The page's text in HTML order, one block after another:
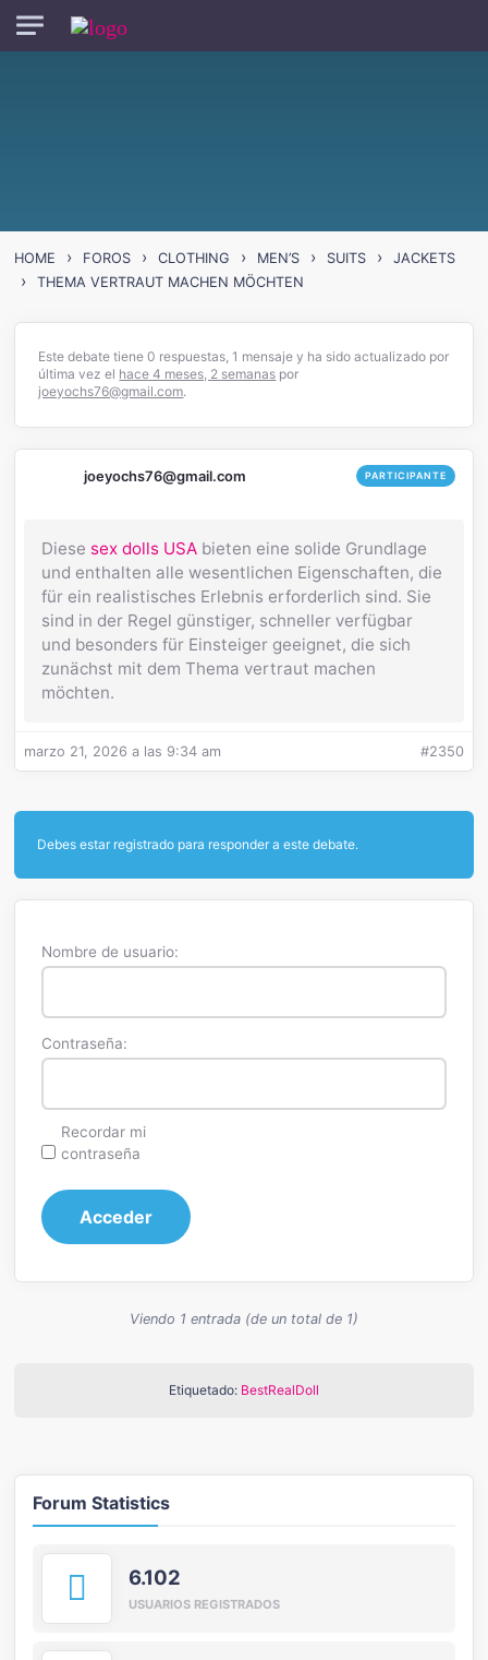
Skip to main content
HOME › FOROS › CLOTHING › MEN’S › SUITS › JACKETS
› THEMA VERTRAUT MACHEN MÖCHTEN
Etiquetado: BestRealDoll
Este debate tiene 0 respuestas, 1 mensaje y ha sido actualizado por
última vez el hace 4 meses, 2 semanas por
joeyochs76@gmail.com.
Viendo 1 entrada (de un total de 1)
joeyochs76@gmail.com PARTICIPANTE
Diese sex dolls USA bieten eine solide Grundlage
und enthalten alle wesentlichen Eigenschaften, die
für ein realistisches Erlebnis erforderlich sind. Sie
sind in der Regel günstiger, schneller verfügbar
und besonders für Einsteiger geeignet, die sich
zunächst mit dem Thema vertraut machen
möchten.
marzo 21, 2026 a las 9:34 am #2350
Debes estar registrado para responder a este debate.
Nombre de usuario:
Contraseña:
Recordar mi
contraseña
Acceder
Forum Statistics
6.102
USUARIOS REGISTRADOS